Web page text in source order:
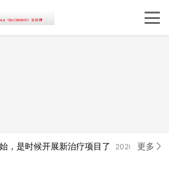
，是时候开展新治疗项目了 2020-12-26
更多